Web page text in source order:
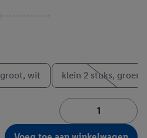
groot, wit klein 2 stuks, groen